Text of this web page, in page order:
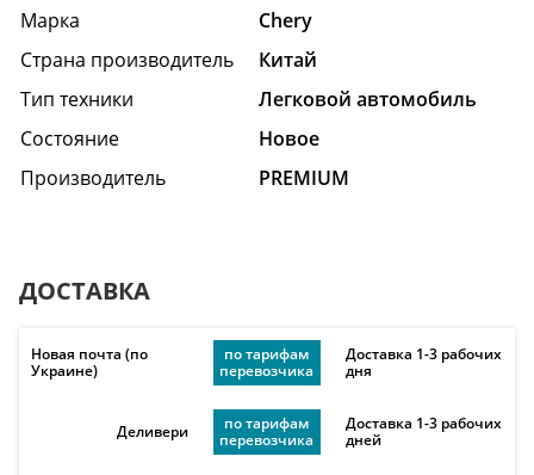
Марка
Chery
Страна производитель
Китай
Тип техники
Легковой автомобиль
Состояние
Hовое
Производитель
PREMIUM
ДОСТАВКА
Новая почта (по
Украине)
по тарифам
перевозчика
Доставка 1-3 рабочих
дня
Деливери
по тарифам
перевозчика
Доставка 1-3 рабочих
дней